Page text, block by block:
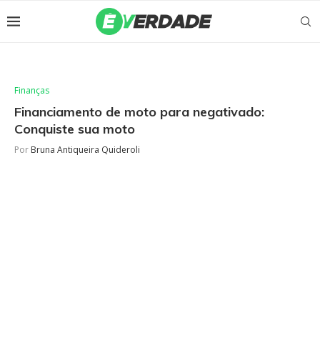
Finanças
Financiamento de moto para negativado:
Conquiste sua moto
Por Bruna Antiqueira Quideroli